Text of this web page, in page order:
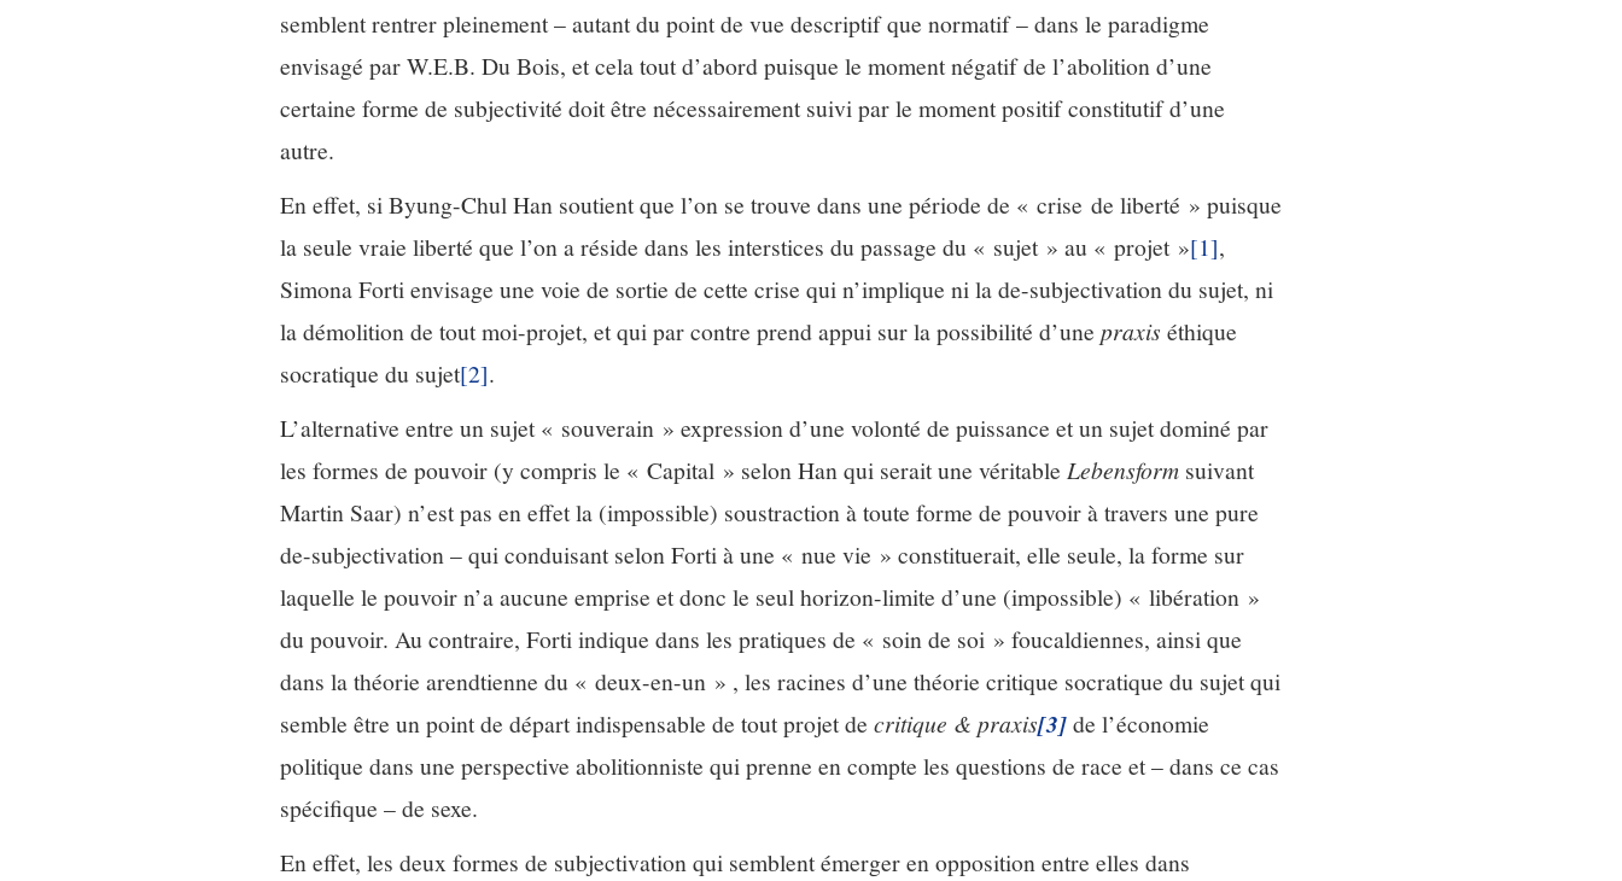
semblent rentrer pleinement – autant du point de vue descriptif que normatif – dans le paradigme
envisagé par W.E.B. Du Bois, et cela tout d’abord puisque le moment négatif de l’abolition d’une
certaine forme de subjectivité doit être nécessairement suivi par le moment positif constitutif d’une
autre.
En effet, si Byung-Chul Han soutient que l’on se trouve dans une période de « crise de liberté » puisque
la seule vraie liberté que l’on a réside dans les interstices du passage du « sujet » au « projet »[1],
Simona Forti envisage une voie de sortie de cette crise qui n’implique ni la de-subjectivation du sujet, ni
la démolition de tout moi-projet, et qui par contre prend appui sur la possibilité d’une praxis éthique
socratique du sujet[2].
L’alternative entre un sujet « souverain » expression d’une volonté de puissance et un sujet dominé par
les formes de pouvoir (y compris le « Capital » selon Han qui serait une véritable Lebensform suivant
Martin Saar) n’est pas en effet la (impossible) soustraction à toute forme de pouvoir à travers une pure
de-subjectivation – qui conduisant selon Forti à une « nue vie » constituerait, elle seule, la forme sur
laquelle le pouvoir n’a aucune emprise et donc le seul horizon-limite d’une (impossible) « libération »
du pouvoir. Au contraire, Forti indique dans les pratiques de « soin de soi » foucaldiennes, ainsi que
dans la théorie arendtienne du « deux-en-un » , les racines d’une théorie critique socratique du sujet qui
semble être un point de départ indispensable de tout projet de critique & praxis[3]de l’économie
politique dans une perspective abolitionniste qui prenne en compte les questions de race et – dans ce cas
spécifique – de sexe.
En effet, les deux formes de subjectivation qui semblent émerger en opposition entre elles dans